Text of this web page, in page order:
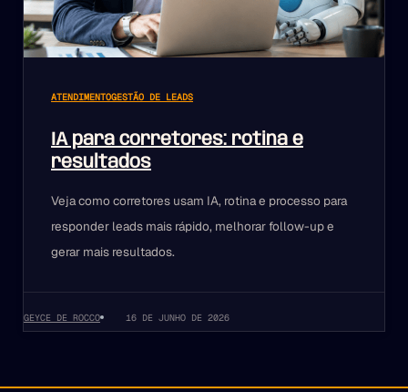
ATENDIMENTOGESTÃO DE LEADS
IA para corretores: rotina e
resultados
Veja como corretores usam IA, rotina e processo para
responder leads mais rápido, melhorar follow-up e
gerar mais resultados.
GEYCE DE ROCCO 16 DE JUNHO DE 2026